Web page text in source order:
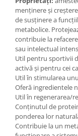
menținere și
de susținere a
metabolice.
contribuie la
sau intelectual
Util pentru sportivii
activă și pentru cei
Util în stimularea
Oferă ingredientele
Util în regenerarea/
Conținutul de
ponderea lor
Contribuie la un